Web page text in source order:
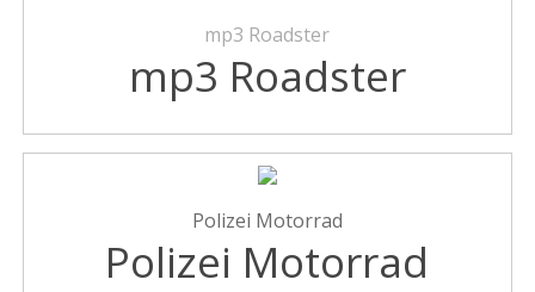
mp3 Roadster
mp3 Roadster
Polizei Motorrad
Polizei Motorrad